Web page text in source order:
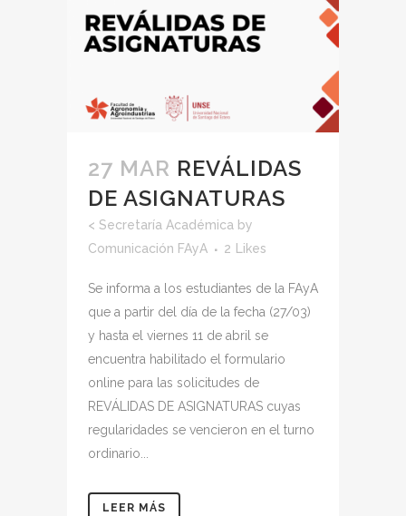
27 MAR REVÁLIDAS
DE ASIGNATURAS
< Secretaría Académica by
Comunicación FAyA
2 Likes
Se informa a los estudiantes de la FAyA
que a partir del día de la fecha (27/03)
y hasta el viernes 11 de abril se
encuentra habilitado el formulario
online para las solicitudes de
REVÁLIDAS DE ASIGNATURAS cuyas
regularidades se vencieron en el turno
ordinario...
LEER MÁS